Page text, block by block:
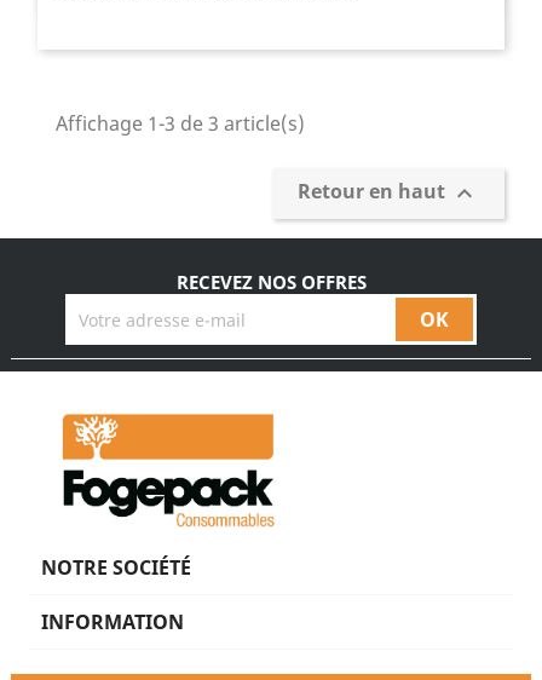
Affichage 1-3 de 3 article(s)
Retour en haut 
RECEVEZ NOS OFFRES
NOTRE SOCIÉTÉ
INFORMATION